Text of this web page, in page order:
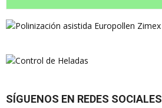
SÍGUENOS EN REDES SOCIALES